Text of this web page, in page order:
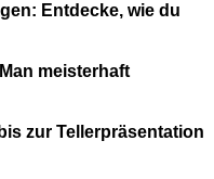
Entdecke, wie du
meisterhaft
zur Tellerpräsentation